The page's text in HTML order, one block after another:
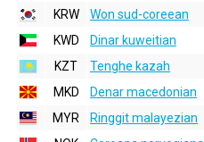
KRW
Won sud-coreean
KWD
Dinar kuweitian
KZT
Tenghe kazah
MKD
Denar macedonian
MYR
Ringgit malayezian